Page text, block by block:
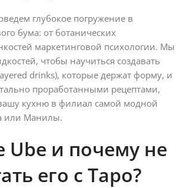
глубокое погружение в
бума: от ботанических
маркетинговой психологии. Мы
чтобы научиться создавать
drinks), которые держат форму, и
проработанными рецептами,
кухню в филиал самой модной
или Манилы.
Ube и почему не
его с Таро?